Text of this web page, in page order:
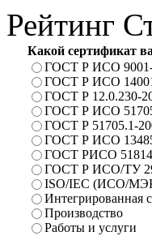
Рейтинг
Какой сертификат
ГОСТ Р ИСО 9001-
ГОСТ Р ИСО
ГОСТ Р 12.0.230-
ГОСТ Р ИСО
ГОСТ Р 51705.1-
ГОСТ Р ИСО
ГОСТ РИСО
ГОСТ Р ИСО/ТУ
ISO/IEC (ИСО/
Интегрированная
Производство
Работы и услуги